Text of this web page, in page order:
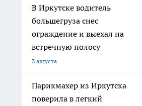
В Иркутске водитель
большегруза снес
ограждение и выехал на
встречную полосу
3 августа
Парикмахер из Иркутска
поверила в легкий